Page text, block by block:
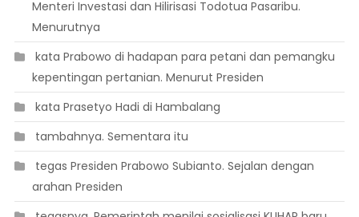
Menteri Investasi dan Hilirisasi Todotua Pasaribu.
Menurutnya
 kata Prabowo di hadapan para petani dan pemangku
kepentingan pertanian. Menurut Presiden
 kata Prasetyo Hadi di Hambalang
 tambahnya. Sementara itu
 tegas Presiden Prabowo Subianto. Sejalan dengan
arahan Presiden